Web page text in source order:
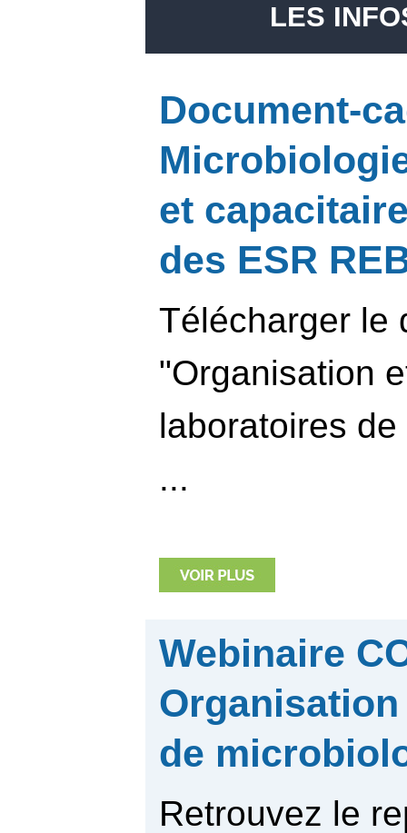
LES
Document-
et
des ESR
Télécharger le
"Organisation
laboratoires
...
Webinaire
de
Retrouvez le